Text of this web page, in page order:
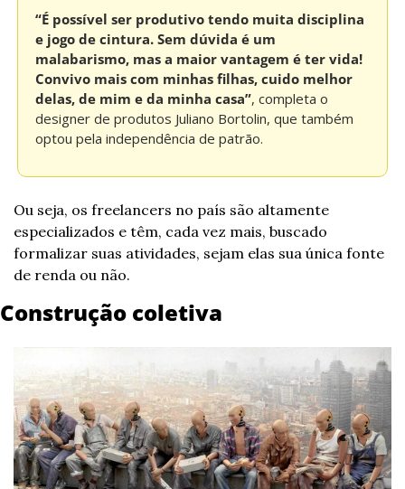
“É possível ser produtivo tendo muita disciplina
e jogo de cintura. Sem dúvida é um
malabarismo, mas a maior vantagem é ter vida!
Convivo mais com minhas filhas, cuido melhor
delas, de mim e da minha casa”, completa o
designer de produtos Juliano Bortolin, que também
optou pela independência de patrão.
Ou seja, os freelancers no país são altamente
especializados e têm, cada vez mais, buscado
formalizar suas atividades, sejam elas sua única fonte
de renda ou não.
Construção coletiva